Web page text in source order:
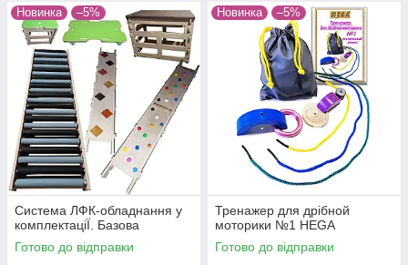
Новинка –5%
Система ЛФК-обладнання у
комплектацiЇ. Базова
Готово до відправки
Новинка –5%
Тренажер для дрібной
моторики №1 HEGA
Готово до відправки